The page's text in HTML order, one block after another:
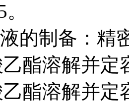
的制备：精
酯溶解并定
酯溶解并定